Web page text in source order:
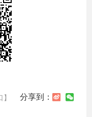
分享到：